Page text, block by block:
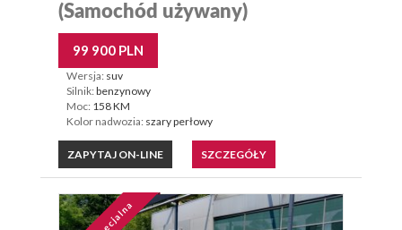
(Samochód używany)
99 900 PLN
Wersja: suv
Silnik: benzynowy
Moc: 158 KM
Kolor nadwozia: szary perłowy
ZAPYTAJ ON-LINE SZCZEGÓŁY